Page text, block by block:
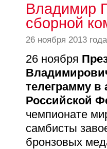
Владимир
сборной
26 ноября 2013 года
26 ноября
телеграмму в
Российской
чемпионате
самбисты
бронзовых